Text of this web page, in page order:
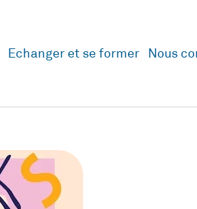
Echanger et se former Nous